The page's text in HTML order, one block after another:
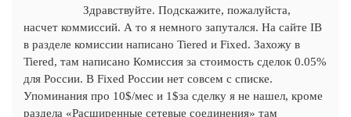
Здравствуйте. Подскажите, пожалуйста,
насчет коммиссий. А то я немного запутался. На сайте IB
в разделе комиссии написано Tiered и Fixed. Захожу в
Tiered, там написано Комиссия за стоимость сделок 0.05%
для России. В Fixed России нет совсем с списке.
Упоминания про 10$/мес и 1$за сделку я не нашел, кроме
раздела «Расширенные сетевые соединения» там